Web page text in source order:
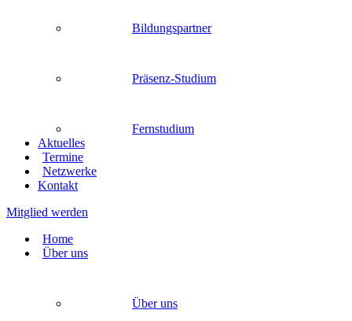
Bildungspartner
Präsenz-Studium
Fernstudium
Aktuelles
Termine
Netzwerke
Kontakt
Mitglied werden
Home
Über uns
Über uns